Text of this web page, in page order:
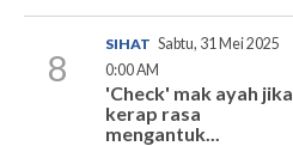
8
SIHAT Sabtu, 31 Mei 2025
0:00 AM
'Check' mak ayah jika
kerap rasa
mengantuk...